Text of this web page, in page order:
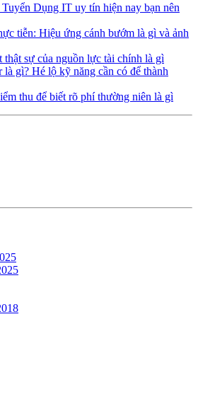
Dụng IT uy tín hiện nay bạn nên
tiễn: Hiệu ứng cánh bướm là gì và ảnh
thật sự của nguồn lực tài chính là gì
là gì? Hé lộ kỹ năng cần có để thành
thu để biết rõ phí thường niên là gì